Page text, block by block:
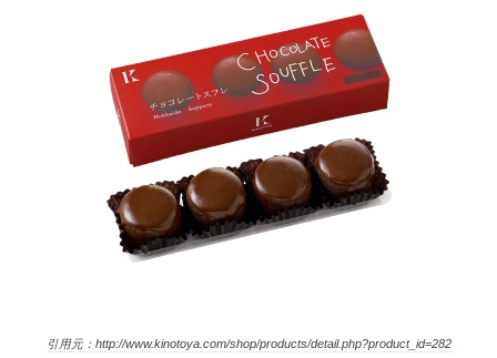
引用元：http://www.kinotoya.com/shop/products/detail.php?product_id=282